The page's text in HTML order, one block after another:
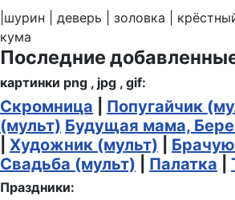
|шурин | деверь | золовка |
кума
Последние
картинки png , jpg , gif:
Скромница Попугайчик
(мульт) Будущая мама,
Художник (мульт)
Свадьба (мульт)
Палатка
Праздники: